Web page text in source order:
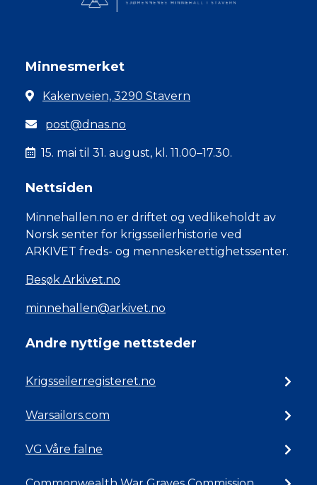
Minnesmerket
Kakenveien, 3290 Stavern
post@dnas.no
15. mai til 31. august, kl. 11.00–17.30.
Nettsiden
Minnehallen.no er driftet og vedlikeholdt av
Norsk senter for krigsseilerhistorie ved
ARKIVET freds- og menneskerettighetssenter.
Besøk Arkivet.no
minnehallen@arkivet.no
Andre nyttige nettsteder
Krigsseilerregisteret.no
Warsailors.com
VG Våre falne